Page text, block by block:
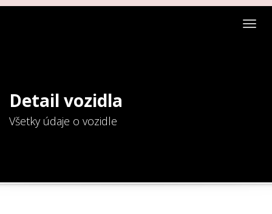
Detail vozidla
Všetky údaje o vozidle